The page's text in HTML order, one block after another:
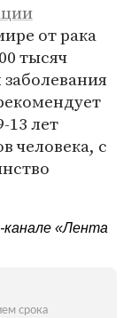
от рака
тысяч
13 лет
человека, с
«Лента
срока